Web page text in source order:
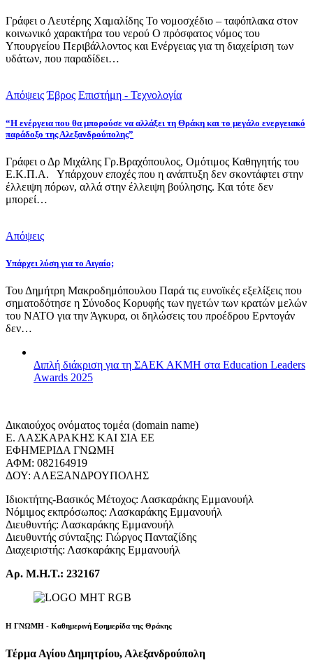
Γράφει ο Λευτέρης Χαμαλίδης Το νομοσχέδιο – ταφόπλακα στον
κοινωνικό χαρακτήρα του νερού Ο πρόσφατος νόμος του
Υπουργείου Περιβάλλοντος και Ενέργειας για τη διαχείριση των
υδάτων, που παραδίδει…
Απόψεις Έβρος Επιστήμη - Τεχνολογία
“Η ενέργεια που θα μπορούσε να αλλάξει τη Θράκη και το μεγάλο ενεργειακό
παράδοξο της Αλεξανδρούπολης”
Γράφει ο Δρ Μιχάλης Γρ.Βραχόπουλος, Ομότιμος Καθηγητής του
Ε.Κ.Π.Α. Υπάρχουν εποχές που η ανάπτυξη δεν σκοντάφτει στην
έλλειψη πόρων, αλλά στην έλλειψη βούλησης. Και τότε δεν
μπορεί…
Απόψεις
Υπάρχει λύση για το Αιγαίο;
Του Δημήτρη Μακροδημόπουλου Παρά τις ευνοϊκές εξελίξεις που
σηματοδότησε η Σύνοδος Κορυφής των ηγετών των κρατών μελών
του ΝΑΤΟ για την Άγκυρα, οι δηλώσεις του προέδρου Ερντογάν
δεν…
Διπλή διάκριση για τη ΣΑΕΚ ΑΚΜΗ στα Education Leaders
Awards 2025
Δικαιούχος ονόματος τομέα (domain name)
Ε. ΛΑΣΚΑΡΑΚΗΣ ΚΑΙ ΣΙΑ ΕΕ
ΕΦΗΜΕΡΙΔΑ ΓΝΩΜΗ
ΑΦΜ: 082164919
ΔΟΥ: ΑΛΕΞΑΝΔΡΟΥΠΟΛΗΣ
Ιδιοκτήτης-Βασικός Μέτοχος: Λασκαράκης Εμμανουήλ
Νόμιμος εκπρόσωπος: Λασκαράκης Εμμανουήλ
Διευθυντής: Λασκαράκης Εμμανουήλ
Διευθυντής σύνταξης: Γιώργος Πανταζίδης
Διαχειριστής: Λασκαράκης Εμμανουήλ
Αρ. Μ.Η.Τ.: 232167
Η ΓΝΩΜΗ - Καθημερινή Εφημερίδα της Θράκης
Τέρμα Αγίου Δημητρίου, Αλεξανδρούπολη